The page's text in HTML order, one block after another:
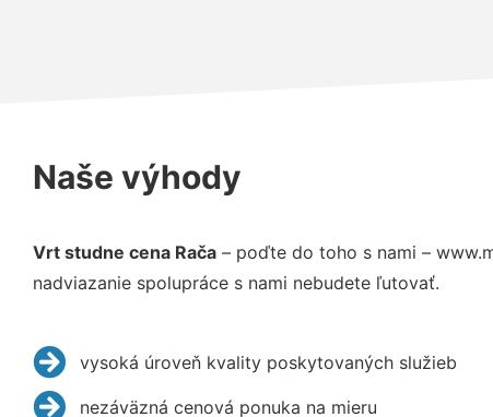
Naše výhody
Vrt studne cena Rača – poďte do toho s nami –
nadviazanie spolupráce s nami nebudete ľutovať.
vysoká úroveň kvality poskytovaných služieb
nezáväzná cenová ponuka na mieru